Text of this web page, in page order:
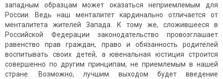
западным образцам может оказаться неприемлемым для
России. Ведь наш менталитет кардинально отличается от
менталитета жителей Запада. К тому же, сложившееся в
Российской Федерации законодательство провозглашает
равенство прав граждан, право и обязанность родителей
воспитывать своих детей, а ювенальная юстиция строится
совершенно по другим принципам, не приемлемым в нашей
стране. Возможно, лучшим выходом будет введение